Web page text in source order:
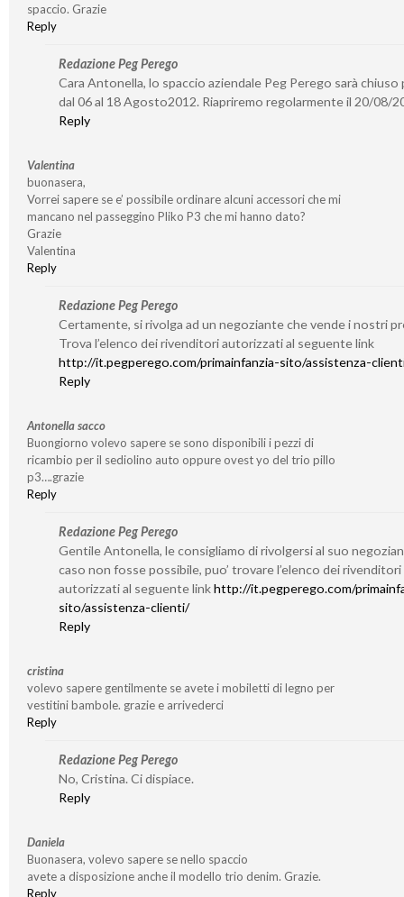
spaccio. Grazie
Reply
Redazione Peg Perego
Cara Antonella, lo spaccio aziendale Peg Perego sarà chiuso
dal 06 al 18 Agosto2012. Riapriremo regolarmente il 20/08/
Reply
Valentina
buonasera,
Vorrei sapere se e’ possibile ordinare alcuni accessori che mi
mancano nel passeggino Pliko P3 che mi hanno dato?
Grazie
Valentina
Reply
Redazione Peg Perego
Certamente, si rivolga ad un negoziante che vende i nostri
Trova l’elenco dei rivenditori autorizzati al seguente link
http://it.pegperego.com/primainfanzia-sito/assistenza-
Reply
Antonella sacco
Buongiorno volevo sapere se sono disponibili i pezzi di
ricambio per il sediolino auto oppure ovest yo del trio pillo
p3….grazie
Reply
Redazione Peg Perego
Gentile Antonella, le consigliamo di rivolgersi al suo
caso non fosse possibile, puo’ trovare l’elenco dei rivenditori
autorizzati al seguente linkhttp://it.pegperego.com/
sito/assistenza-clienti/
Reply
cristina
volevo sapere gentilmente se avete i mobiletti di legno per
vestitini bambole. grazie e arrivederci
Reply
Redazione Peg Perego
No, Cristina. Ci dispiace.
Reply
Daniela
Buonasera, volevo sapere se nello spaccio
avete a disposizione anche il modello trio denim. Grazie.
Reply